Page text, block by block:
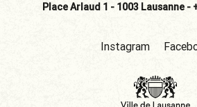
Place Arlaud 1 - 1003 Lausanne -
Instagram